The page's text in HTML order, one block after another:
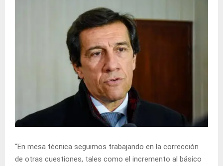
“En mesa técnica seguimos trabajando en la corrección
de otras cuestiones, tales como el incremento al básico